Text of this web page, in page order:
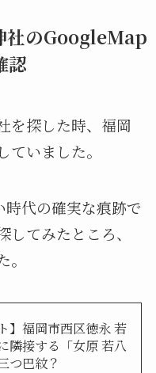
社のGoogleMap
認
を探した時、福岡
いました。
代の確実な痕跡で
てみたところ、
】福岡市西区徳永 若
隣接する「女原 若八
つ巴紋？